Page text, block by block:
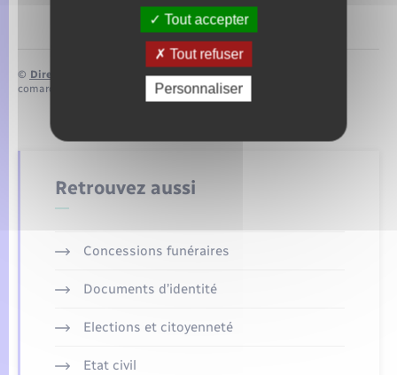
© Direction de l’information légale et administrative
comarquage developpé par
baseo.io
Retrouvez aussi
Concessions funéraires
Documents d’identité
Elections et citoyenneté
Etat civil
Tout accepter
Tout refuser
Personnaliser